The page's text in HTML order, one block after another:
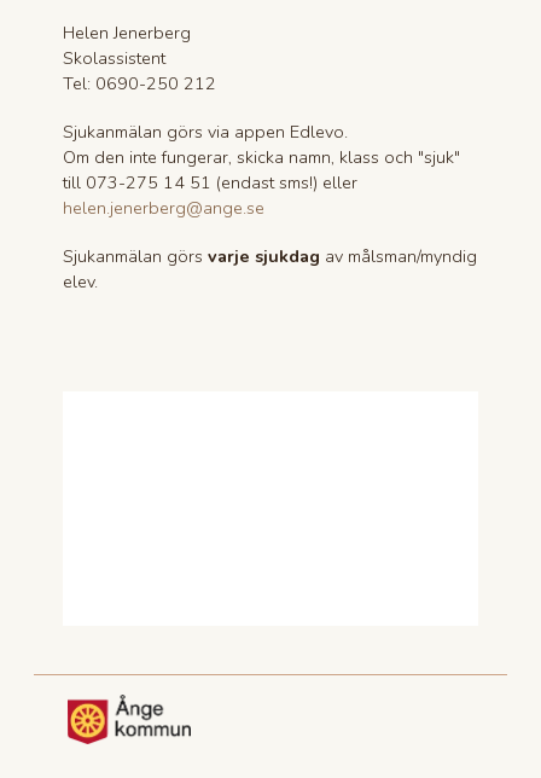
Helen Jenerberg
Skolassistent
Tel: 0690-250 212
Sjukanmälan görs via appen Edlevo.
Om den inte fungerar, skicka namn, klass och "sjuk"
till 073-275 14 51 (endast sms!) eller
helen.jenerberg@ange.se
Sjukanmälan görs varje sjukdag av målsman/myndig
elev.